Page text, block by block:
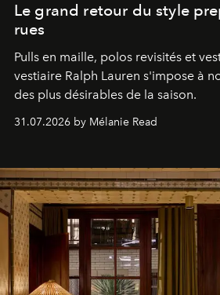
Le grand retour du style
rues
Pulls en maille, polos revisités et
vestiaire Ralph Lauren s'impose à
des plus désirables de la saison.
31.07.2026 by Mélanie Read